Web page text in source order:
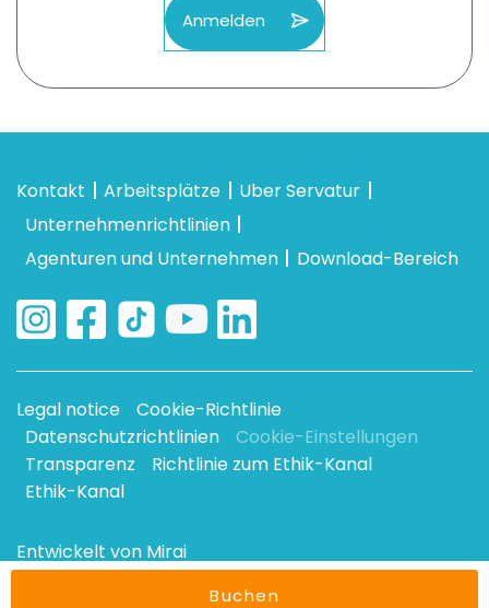
Buchen
Anmelden
Kontakt Arbeitsplätze
Uber Servatur
Unternehmenrichtlinien
Agenturen und Unternehmen
Download-Bereich
Legal notice
Cookie-Richtlinie
Datenschutzrichtlinien
Cookie-Einstellungen
Transparenz
Richtlinie zum Ethik-Kanal
Ethik-Kanal
Entwickelt von Mirai